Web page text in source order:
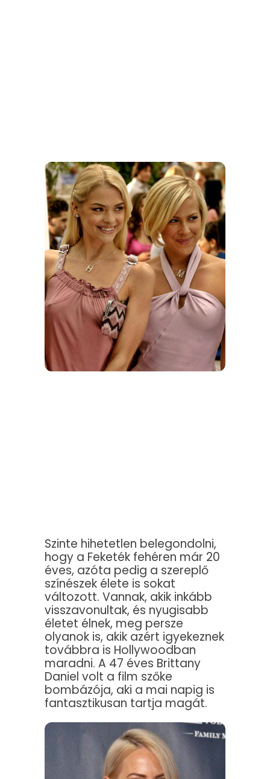
Szinte hihetetlen belegondolni,
hogy a Feketék fehéren már 20
éves, azóta pedig a szereplő
színészek élete is sokat
változott. Vannak, akik inkább
visszavonultak, és nyugisabb
életet élnek, meg persze
olyanok is, akik azért igyekeznek
továbbra is Hollywoodban
maradni. A 47 éves Brittany
Daniel volt a film szőke
bombázója, aki a mai napig is
fantasztikusan tartja magát.